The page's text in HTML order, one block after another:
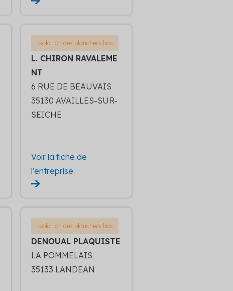
Isolation des planchers bas
L. CHIRON RAVALEME
NT
6 RUE DE BEAUVAIS
35130 AVAILLES-SUR-
SEICHE
Voir la fiche de
l'entreprise
Isolation des planchers bas
DENOUAL PLAQUISTE
LA POMMELAIS
35133 LANDEAN